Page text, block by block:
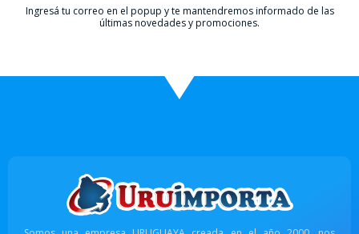
Ingresá tu correo en el popup y te mantendremos informado de las
últimas novedades y promociones.